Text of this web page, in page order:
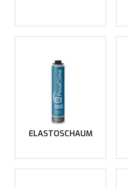
ELASTOSCHAUM